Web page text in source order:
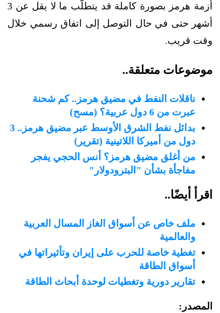
أزمة هرمز بصورة كاملة قد يتطلّب ما لا يقل عن 3
أشهر حتى في حال التوصل إلى اتفاق رسمي خلال
وقت قريب.
موضوعات متعلقة..
ناقلات النفط في مضيق هرمز.. كم شحنة
عبرت من 6 دول عربية؟ (مسح)
بدائل نفط الشرق الأوسط عبر مضيق هرمز.. 3
دول من أميركا اللاتينية (تقرير)
من أغلق مضيق هرمز؟ أنس الحجي يفجر
مفاجأة بشأن "البترودولار"
اقرأ أيضًا..
ملف خاص عن أسواق الغاز المسال العربية
والعالمية
تغطية خاصة للحرب على إيران وتأثيراتها في
أسواق الطاقة
تقارير دورية وتغطيات لوحدة أبحاث الطاقة
المصدر: